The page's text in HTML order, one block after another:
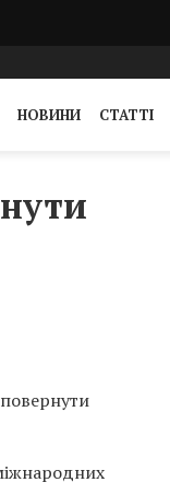
НОВИНИ СТАТТІ